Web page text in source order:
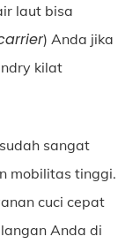
laut bisa
) Anda jika
kilat
sangat
mobilitas tinggi.
cuci cepat
Anda di